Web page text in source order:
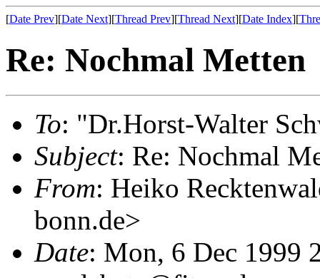
[Date Prev][Date Next][Thread Prev][Thread Next][Date Index][
Re: Nochmal Metten
To: "Dr.Horst-Walter
Subject: Re: Nochmal
From: Heiko
bonn.de>
Date: Mon, 6 Dec 1999